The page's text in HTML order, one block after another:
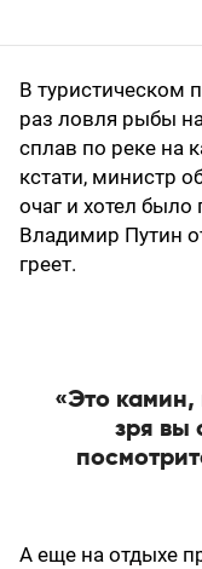
В туристическом
раз ловля рыбы
сплав по реке на
кстати, министр
очаг и хотел было
Владимир Путин
греет.
«Это камин,
зря вы
А еще на отдыхе